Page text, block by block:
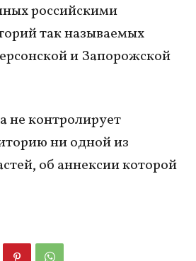
российскими
так называемых
и Запорожской
не контролирует
ни одной из
об аннексии которой